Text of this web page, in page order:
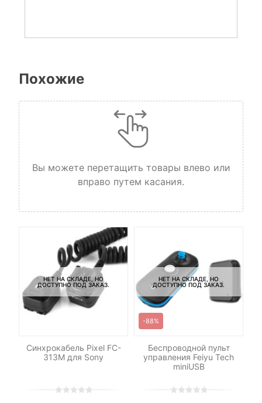
Похожие
Вы можете перетащить товары влево или
вправо путем касания.
НЕТ НА СКЛАДЕ, НО
ДОСТУПНО ПОД ЗАКАЗ.
Синхрокабель Pixel FC-
313M для Sony
НЕТ НА СКЛАДЕ, НО
ДОСТУПНО ПОД ЗАКАЗ.
-88%
Беспроводной пульт
управления Feiyu Tech
miniUSB